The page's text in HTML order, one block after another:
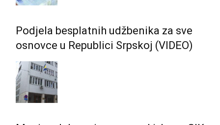
Podjela besplatnih udžbenika za sve
osnovce u Republici Srpskoj (VIDEO)